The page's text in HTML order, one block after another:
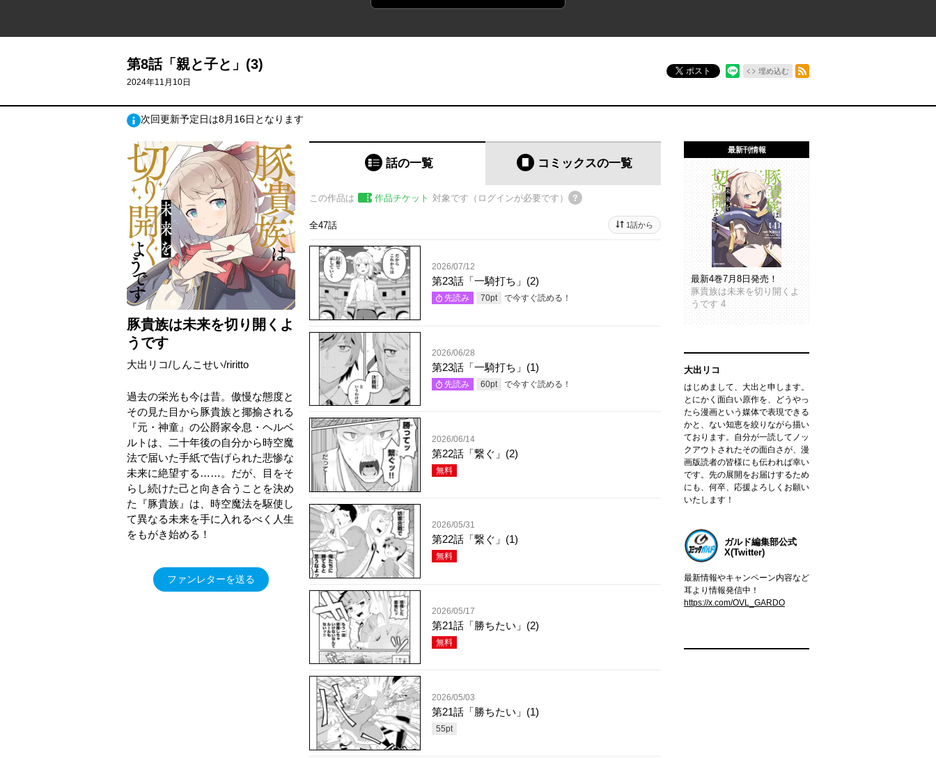
第8話「親と子と」(3)
2024年11月10日
ポスト 埋め込む
次回更新予定日は8月16日となります
豚貴族は未来を切り開くよ
うです
大出リコ/しんこせい/riritto
過去の栄光も今は昔。傲慢な態度と
その見た目から豚貴族と揶揄される
『元・神童』の公爵家令息・ヘルベ
ルトは、二十年後の自分から時空魔
法で届いた手紙で告げられた悲惨な
未来に絶望する……。だが、目をそ
らし続けた己と向き合うことを決め
た『豚貴族』は、時空魔法を駆使し
て異なる未来を手に入れるべく人生
をもがき始める！
ファンレターを送る
話の一覧 コミックスの一覧
この作品は 作品チケット 対象です（ログインが必要です）
全47話 1話から
2026/07/12
第23話「一騎打ち」(2)
先読み 70pt で今すぐ読める！
2026/06/28
第23話「一騎打ち」(1)
先読み 60pt で今すぐ読める！
2026/06/14
第22話「繋ぐ」(2)
無料
2026/05/31
第22話「繋ぐ」(1)
無料
2026/05/17
第21話「勝ちたい」(2)
無料
2026/05/03
第21話「勝ちたい」(1)
55pt
最新刊情報
最新4巻7月8日発売！
豚貴族は未来を切り開くよ
うです 4
大出リコ
はじめまして、大出と申します。
とにかく面白い原作を、どうやっ
たら漫画という媒体で表現できる
かと、ない知恵を絞りながら描い
ております。自分が一読してノッ
クアウトされたその面白さが、漫
画版読者の皆様にも伝われば幸い
です。先の展開をお届けするため
にも、何卒、応援よろしくお願い
いたします！
ガルド編集部公式
X(Twitter)
最新情報やキャンペーン内容など
耳より情報発信中！
https://x.com/OVL_GARDO